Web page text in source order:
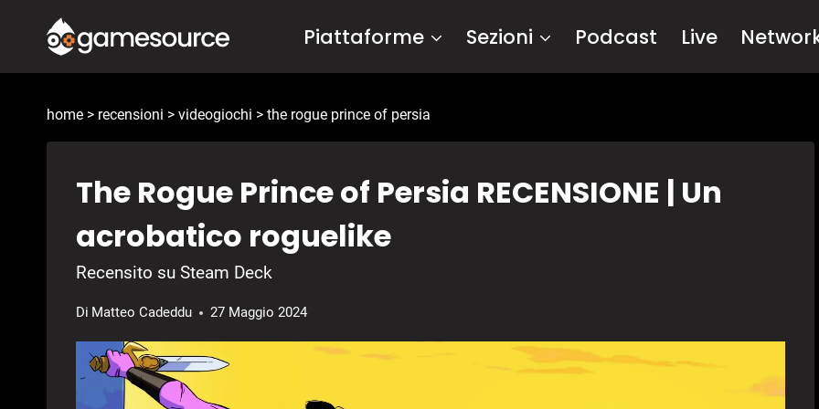
contenuto
Piattaforme Sezioni Podcast Live
home > recensioni > videogiochi > the rogue prince of persia
The Rogue Prince of Persia RECENSIONE | Un
acrobatico roguelike
Recensito su Steam Deck
Di Matteo Cadeddu 27 Maggio 2024